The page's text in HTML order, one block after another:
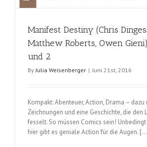
Manifest Destiny (Chris
Matthew Roberts, Owen
und 2
By Julia Weisenberger | Juni 21st, 2016
Kompakt: Abenteuer, Action, Drama –
Zeichnungen und eine Geschichte, die den
fesselt. So müssen Comics sein!
hier gibt es geniale Action für die Augen.